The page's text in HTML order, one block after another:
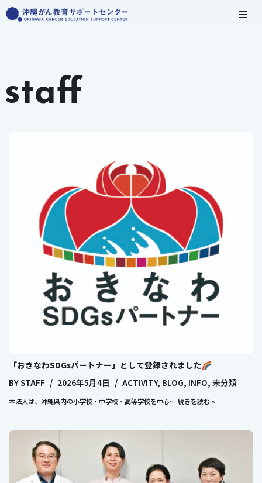
ツ
へ
staff
「おきなわSDGsパートナー」として登録されました
BYSTAFF 2026年5月4日 ACTIVITY, BLOG, INFO, 未分類
本法人は、沖縄県内の小学校・中学校・高等学校を中心… 続きを読む »